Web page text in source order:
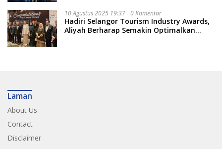
10 Agustus 2025 19:37 0 Komentar
Hadiri Selangor Tourism Industry Awards,
Aliyah Berharap Semakin Optimalkan
Laman
About Us
Contact
Disclaimer